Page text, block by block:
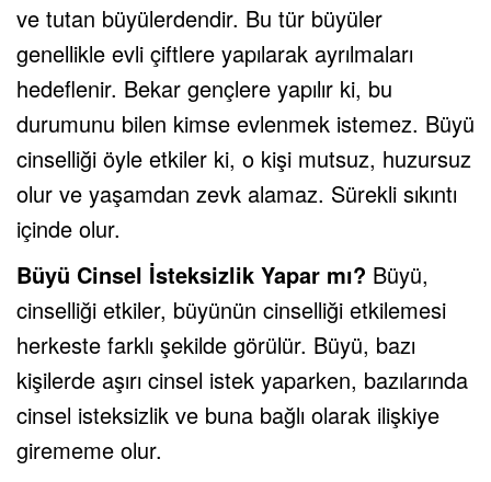
ve tutan büyülerdendir. Bu tür büyüler
genellikle evli çiftlere yapılarak ayrılmaları
hedeflenir. Bekar gençlere yapılır ki, bu
durumunu bilen kimse evlenmek istemez. Büyü
cinselliği öyle etkiler ki, o kişi mutsuz, huzursuz
olur ve yaşamdan zevk alamaz. Sürekli sıkıntı
içinde olur.
Büyü Cinsel İsteksizlik Yapar mı? Büyü,
cinselliği etkiler, büyünün cinselliği etkilemesi
herkeste farklı şekilde görülür. Büyü, bazı
kişilerde aşırı cinsel istek yaparken, bazılarında
cinsel isteksizlik ve buna bağlı olarak ilişkiye
girememe olur.